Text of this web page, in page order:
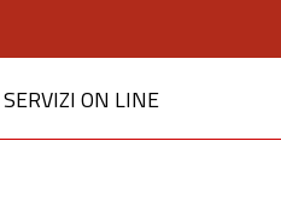
SERVIZI ON LINE